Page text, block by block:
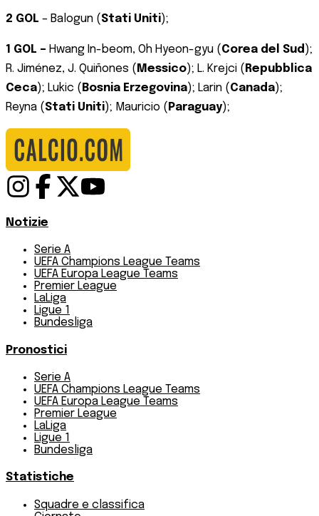
2 GOL – Balogun (Stati Uniti);
1 GOL – Hwang In-beom, Oh Hyeon-gyu (Corea del Sud );
R. Jiménez, J. Quiñones ( Messico); L. Krejci ( Repubblica
Ceca); Lukic ( Bosnia Erzegovina); Larin (Canada);
Reyna (Stati Uniti); Mauricio ( Paraguay);
Notizie
Serie A
UEFA Champions League Teams
UEFA Europa League Teams
Premier League
LaLiga
Ligue 1
Bundesliga
Pronostici
Serie A
UEFA Champions League Teams
UEFA Europa League Teams
Premier League
LaLiga
Ligue 1
Bundesliga
Statistiche
Squadre e classifica